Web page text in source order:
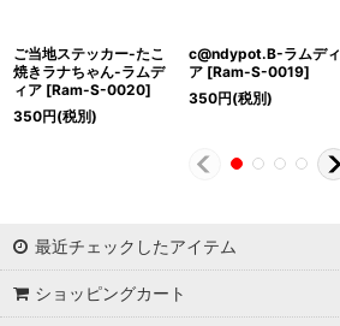
ご当地ステッカー-たこ
焼きラナちゃん-ラムデ
ィア [Ram-S-0020]
350円(税別)
c@ndypot.B-ラムディ
ア [Ram-S-0019]
350円(税別)
最近チェックしたアイテム
ショッピングカート